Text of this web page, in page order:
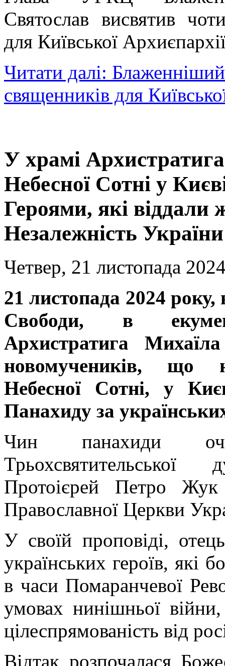
Святослав висвятив
для Київської
Читати далі:
священників для
У храмі
Небесної Сотні у
Героями, які віддали
Незалежність України
Четвер, 21 листопада
21 листопада 2024 року,
Свободи, в
Архистратига
новомучеників, що
Небесної Сотні, у
Панахиду за
Чин панахиди
Протоієрей Петро Жук
Православної Церкви
У своїй проповіді,
українських героїв, які
в часи Помаранчевої
умовах нинішньої
цілеспрямованість від
Відтак розпочалася